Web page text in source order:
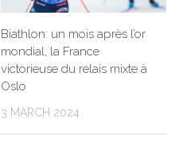
Biathlon: un mois après l’or
mondial, la France
victorieuse du relais mixte à
Oslo
3 MARCH 2024